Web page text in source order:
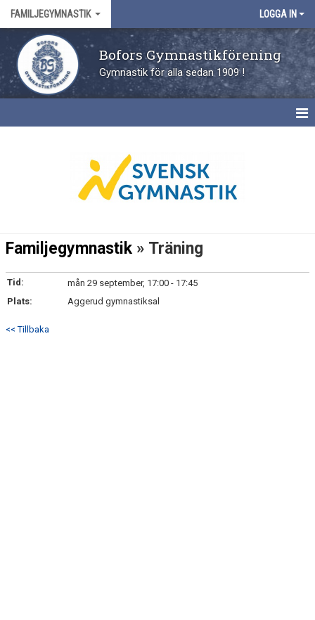
FAMILJEGYMNASTIK LOGGA IN
Bofors Gymnastikförening
Gymnastik för alla sedan 1909 !
Familjegymnastik » Träning
Tid:
mån 29 september, 17:00 - 17:45
Plats:
Aggerud gymnastiksal
<< Tillbaka